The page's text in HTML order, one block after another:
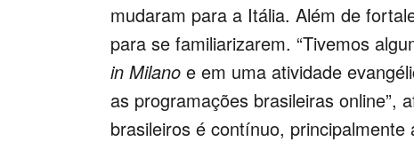
mudaram para a Itália. Além de
para se familiarizarem. “Tivemos
in Milano e em uma atividade
as programações brasileiras online”,
brasileiros é contínuo,